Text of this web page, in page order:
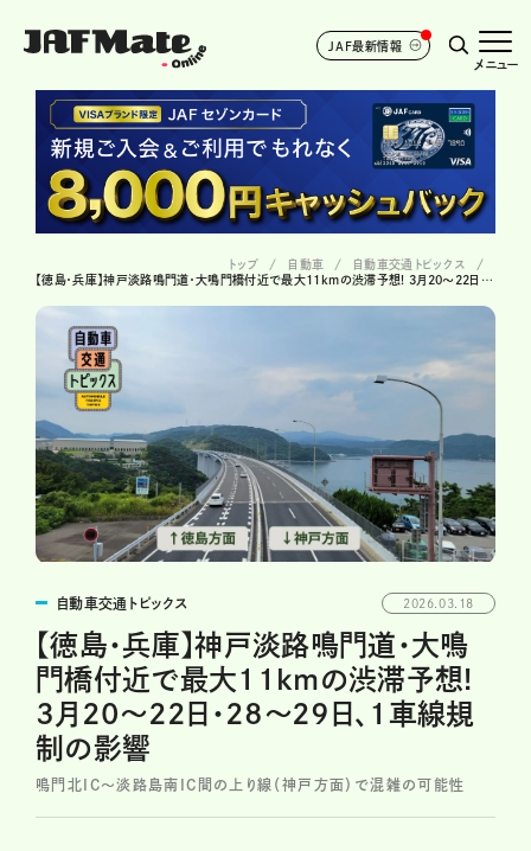
JAF最新情報
メニュー
トップ 自動車
自動車交通トピックス
【徳島・兵庫】神戸淡路鳴門道・大鳴門橋付近で最大11kmの渋滞予想! 3月20～22日・28～29日、1車線規制の影響
自動車交通トピックス 2026.03.18
【徳島・兵庫】神戸淡路鳴門道・大鳴
門橋付近で最大11kmの渋滞予想!
3月20～22日・28～29日、1車線規
制の影響
鳴門北IC～淡路島南IC間の上り線（神戸方面）で混雑の可能性